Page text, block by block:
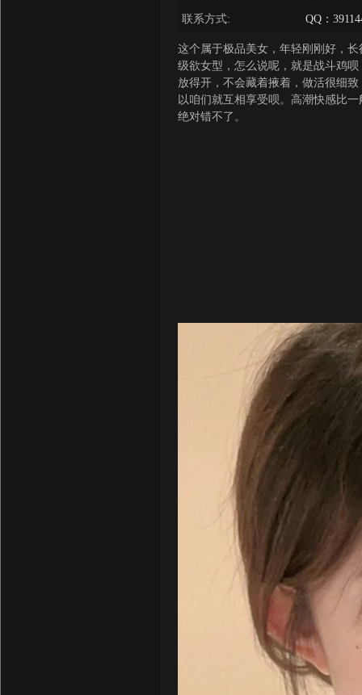
联系方式: QQ：
这个属于极品美女，年轻刚刚好，
级欲女型，怎么说呢，就是战斗鸡
放得开，不会藏着掖着，做活很细
以咱们就互相享受呗。高潮快感比
绝对错不了。